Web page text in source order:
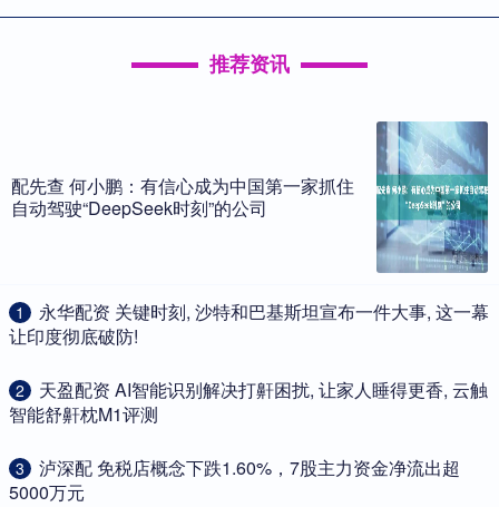
推荐资讯
配先查 何小鹏：有信心成为中国第一家抓住
自动驾驶“DeepSeek时刻”的公司
1
​永华配资 关键时刻, 沙特和巴基斯坦宣布一件大事, 这一幕
让印度彻底破防!
2
​天盈配资 AI智能识别解决打鼾困扰, 让家人睡得更香, 云触
智能舒鼾枕M1评测
3
​泸深配 免税店概念下跌1.60%，7股主力资金净流出超
5000万元